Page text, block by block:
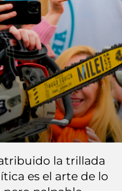
la trillada
es el arte de lo